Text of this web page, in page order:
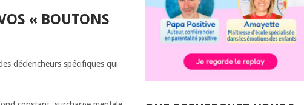
« BOUTONS
déclencheurs spécifiques qui